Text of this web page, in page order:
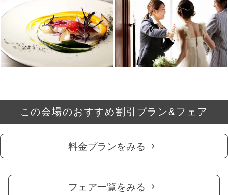
この会場のおすすめ割引プラン&フェア
料金プランをみる
フェア一覧をみる